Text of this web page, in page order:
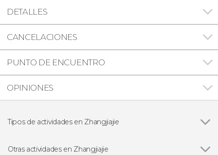
DETALLES
CANCELACIONES
PUNTO DE ENCUENTRO
OPINIONES
Tipos de actividades en Zhangjiajie
Otras actividades en Zhangjiajie